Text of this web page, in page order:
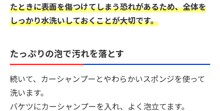
たときに表面を傷つけてしまう恐れがあるため、全体を
しっかり水洗いしておくことが大切です。
たっぷりの泡で汚れを落とす
続いて、カーシャンプーとやわらかいスポンジを使って
洗います。
バケツにカーシャンプーを入れ、よく泡立てます。